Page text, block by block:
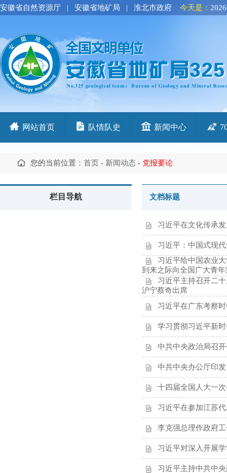
安徽省自然资源厅 | 安徽省地矿局 | 淮北市政府 今天是：
网站首页 队情队史 新闻中心
您的当前位置： 首页 - 新闻动态 - 党报要论
栏目导航 文档标题
习近平在文化传承
习近平：中国式现
习近平给中国农业
到来之际向全国广大青
习近平主持召开二
沪宁蔡奇出席
习近平在广东考察
学习贯彻习近平新
中共中央政治局召
中共中央办公厅印
十四届全国人大一
习近平在参加江苏
李克强总理作政府
习近平对深入开展
习近平主持中共中